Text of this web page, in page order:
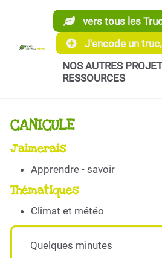
Aller au contenu principal
vers tous les
J'encode un
NOS AUTRES
RESSOURCES
CANICULE
J'aimerais
Apprendre - savoir
Thématiques
Climat et météo
Quelques minutes